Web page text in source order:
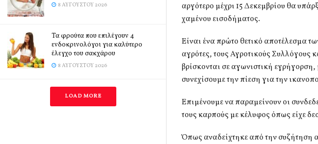
8 ΑΥΓΟΎΣΤΟΥ 2026
Τα φρούτα που επιλέγουν 4
ενδοκρινολόγοι για καλύτερο
έλεγχο του σακχάρου
8 ΑΥΓΟΎΣΤΟΥ 2026
LOAD MORE
αργότερο μέχρι 15 Δεκεμβρίου θα
χαμένου εισοδήματος.
Είναι ένα πρώτο θετικό αποτέλεσμα
αγρότες, τους Αγροτικούς Συλλόγους
βρίσκονται σε αγωνιστική
συνεχίσουμε την πίεση για την
Επιμένουμε να παραμείνουν οι
τους καρπούς με κέλυφος όπως είχε
Όπως αναδείχτηκε από την συζήτηση